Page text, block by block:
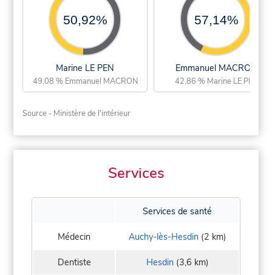
50,92%
Marine LE PEN
49,08 % Emmanuel MACRON
57,14%
Emmanuel MACRON
42,86 % Marine LE PEN
Source - Ministère de l'intérieur
Services
Services de santé
Médecin Auchy-lès-Hesdin(2 km)
Dentiste Hesdin(3,6 km)